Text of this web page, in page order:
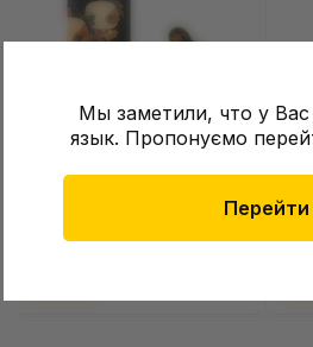
Мы заметили, что у
язык. Пропонуємо
Перейти
Фигурка Funko POP!: Pin:
Avatar: The Last Airbender: